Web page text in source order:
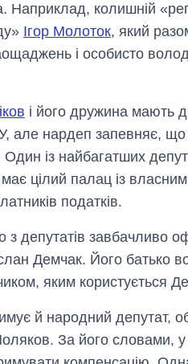
Наприклад, колишній
Ігор Молоток, який
і особисто
і його дружина мають
але нардеп запевняє, що
із найбагатших
має цілий палац із
податків.
з депутатів завбачливо
Демчак. Його батько
яким користується
й народний депутат,
За його словами, у